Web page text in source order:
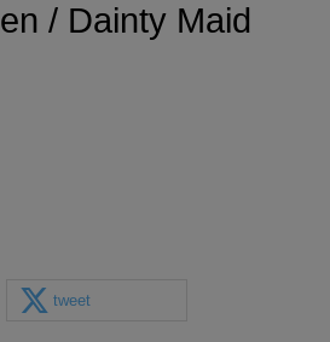
/ Dainty Maid
tweet